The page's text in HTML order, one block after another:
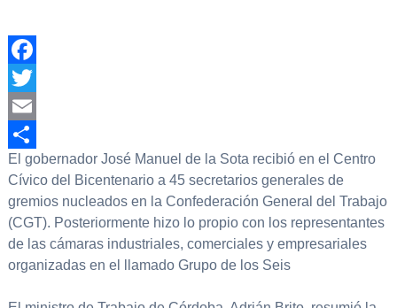
Facebook
Twitter
Email
Compartir
El gobernador José Manuel de la Sota recibió en el Centro
Cívico del Bicentenario a 45 secretarios generales de
gremios nucleados en la Confederación General del Trabajo
(CGT). Posteriormente hizo lo propio con los representantes
de las cámaras industriales, comerciales y empresariales
organizadas en el llamado Grupo de los Seis